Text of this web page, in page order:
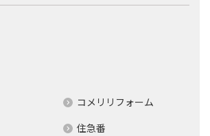
コメリリフォーム
住急番